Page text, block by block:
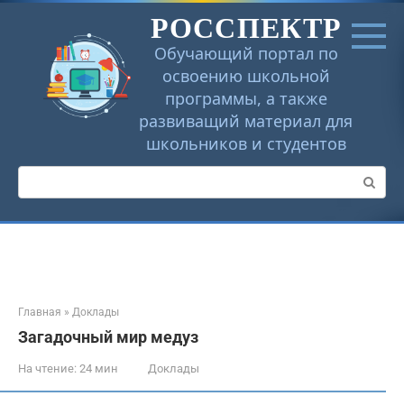
Перейти
РОССПЕКТР
Обучающий портал по
освоению школьной
программы, а также
развиващий материал для
школьников и студентов
Поиск:
Главная » Доклады
Загадочный мир медуз
На чтение: 24 мин Доклады